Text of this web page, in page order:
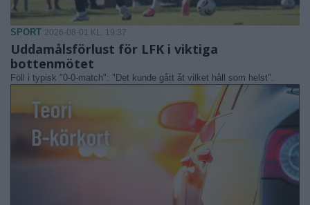
SPORT 2026-08-01 KL. 19:37
Uddamålsförlust för LFK i viktiga
bottenmötet
Föll i typisk "0-0-match": "Det kunde gått åt vilket håll som helst".